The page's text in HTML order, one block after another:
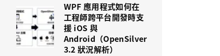
WPF 應用程式如何在
工程師跨平台開發時支
援 iOS 與
Android（OpenSilver
3.2 狀況解析）